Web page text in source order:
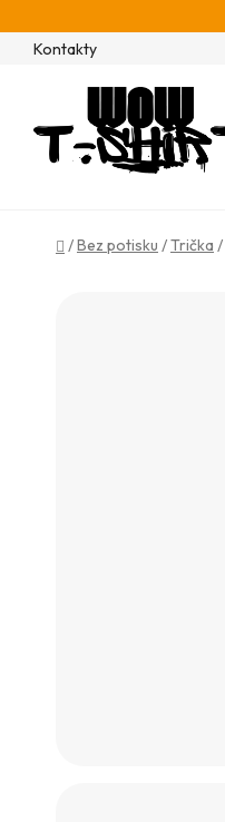
na
obsahKontakty
Domů
/Bez potisku /Trička /